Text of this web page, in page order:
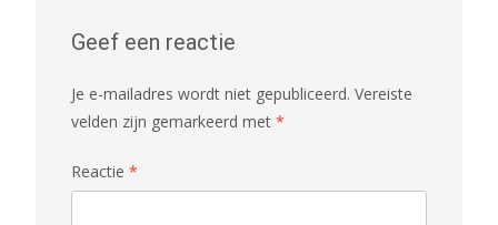
Geef een reactie
Je e-mailadres wordt niet gepubliceerd. Vereiste
velden zijn gemarkeerd met *
Reactie *